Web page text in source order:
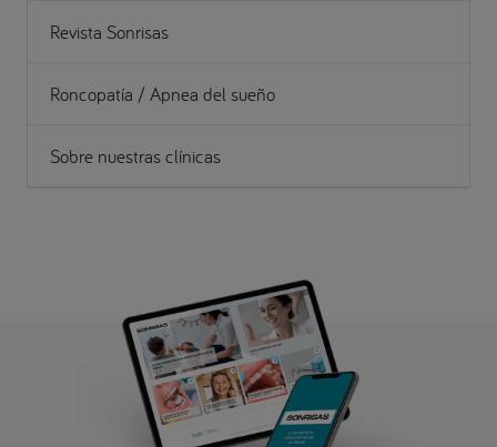
Revista Sonrisas
Roncopatía / Apnea del sueño
Sobre nuestras clínicas